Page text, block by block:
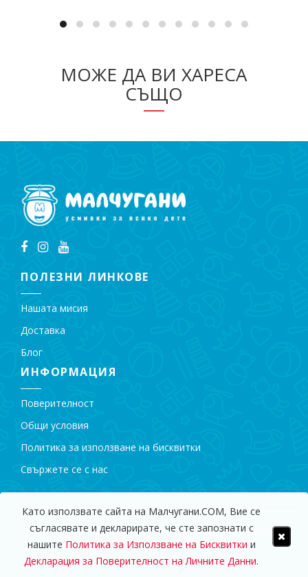
Като използвате сайта на Малчугани.COM, Вие се
съгласявате и декларирате, че сте запознати с
нашите Политика за Използване на Бисквитки и
Декларация за Поверителност на Личните Данни.
МОЖЕ ДА ВИ ХАРЕСА
СЪЩО
ПОЛЕЗНИ ЛИНКОВЕ
Нашата мисия
Доставка
Блог
ИНФОРМАЦИЯ
Поверителност
Общи условия
Политика за използване на бисквитки
Свържете се с нас
© 2009 - 2018 Магазин за Детски Играчки "Малчугани".
Всички права запазени.